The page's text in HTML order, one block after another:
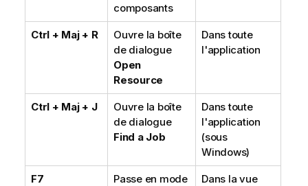
composants
Ctrl + Maj + R
Ouvre la boîte
de dialogue
Open
Resource
Dans toute
l'application
Ctrl + Maj + J
Ouvre la boîte
de dialogue
Find a Job
Dans toute
l'application
(sous
Windows)
F7
Passe en mode
Dans la vue